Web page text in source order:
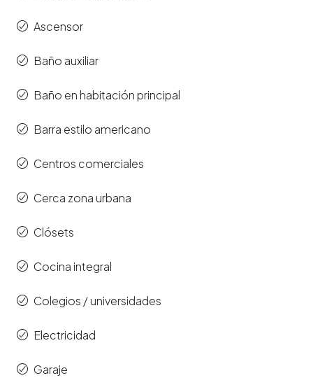
Ascensor
Baño auxiliar
Baño en habitación principal
Barra estilo americano
Centros comerciales
Cerca zona urbana
Clósets
Cocina integral
Colegios / universidades
Electricidad
Garaje